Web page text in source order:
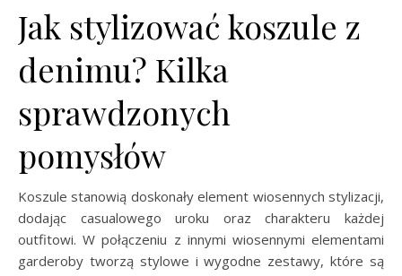
Jak stylizować koszule z
denimu? Kilka
sprawdzonych
pomysłów
Koszule stanowią doskonały element wiosennych stylizacji,
dodając casualowego uroku oraz charakteru każdej
outfitowi. W połączeniu z innymi wiosennymi elementami
garderoby tworzą stylowe i wygodne zestawy, które są